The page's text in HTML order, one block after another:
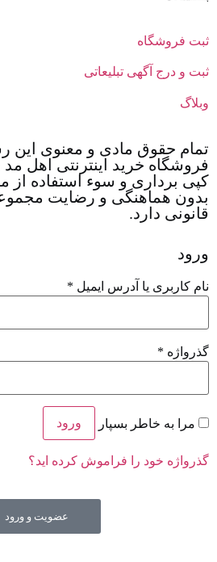
ثبت فروشگاه
ثبت و درج آگهی تبلیعاتی
وبلاگ
تمام حقوق مادی و معنوی این
فروشگاه خرید اینترنتی اهل
کپی برداری و سوء استفاده از
بدون هماهنگی و رضایت
قانونی دارد.
ورود
نام کاربری یا آدرس ایمیل *
گذرواژه *
مرا به خاطر بسپار ورود
گذرواژه خود را فراموش کرده اید؟
عضویت و ورود